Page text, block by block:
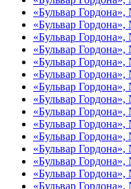
«Бульвар
«Бульвар
«Бульвар
«Бульвар
«Бульвар
«Бульвар
«Бульвар
«Бульвар
«Бульвар
«Бульвар
«Бульвар
«Бульвар
«Бульвар
«Бульвар
«Бульвар